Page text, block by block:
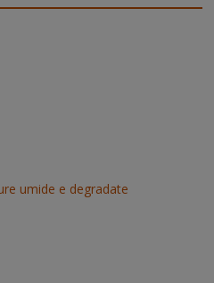
umide e degradate